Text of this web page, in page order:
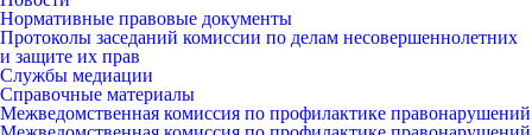
Нормативные правовые документы
Протоколы заседаний комиссии по делам несовершеннолетних
и защите их прав
Службы медиации
Справочные материалы
Межведомственная комиссия по профилактике правонарушений